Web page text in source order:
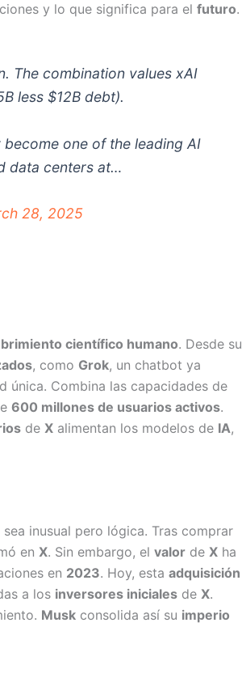
y lo que significa para el futuro.
The combination values xAI
less $12B debt).
one of the leading AI
data centers at…
28, 2025
científico humano. Desde su
, como Grok, un chatbot ya
única. Combina las capacidades de
600 millones de usuarios activos.
de X alimentan los modelos de IA,
inusual pero lógica. Tras comprar
en X. Sin embargo, el valor de X ha
en 2023. Hoy, esta adquisición
a los inversores iniciales de X.
Musk consolida así su imperio